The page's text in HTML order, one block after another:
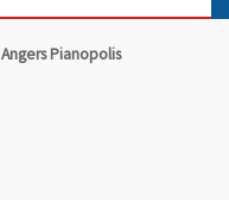
Angers Pianopolis